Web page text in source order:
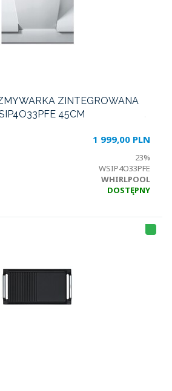
ZINTEGROWANA
45CM
1 999,00 PLN
23%
WSIP4O33PFE
WHIRLPOOL
DOSTĘPNY
T
LI